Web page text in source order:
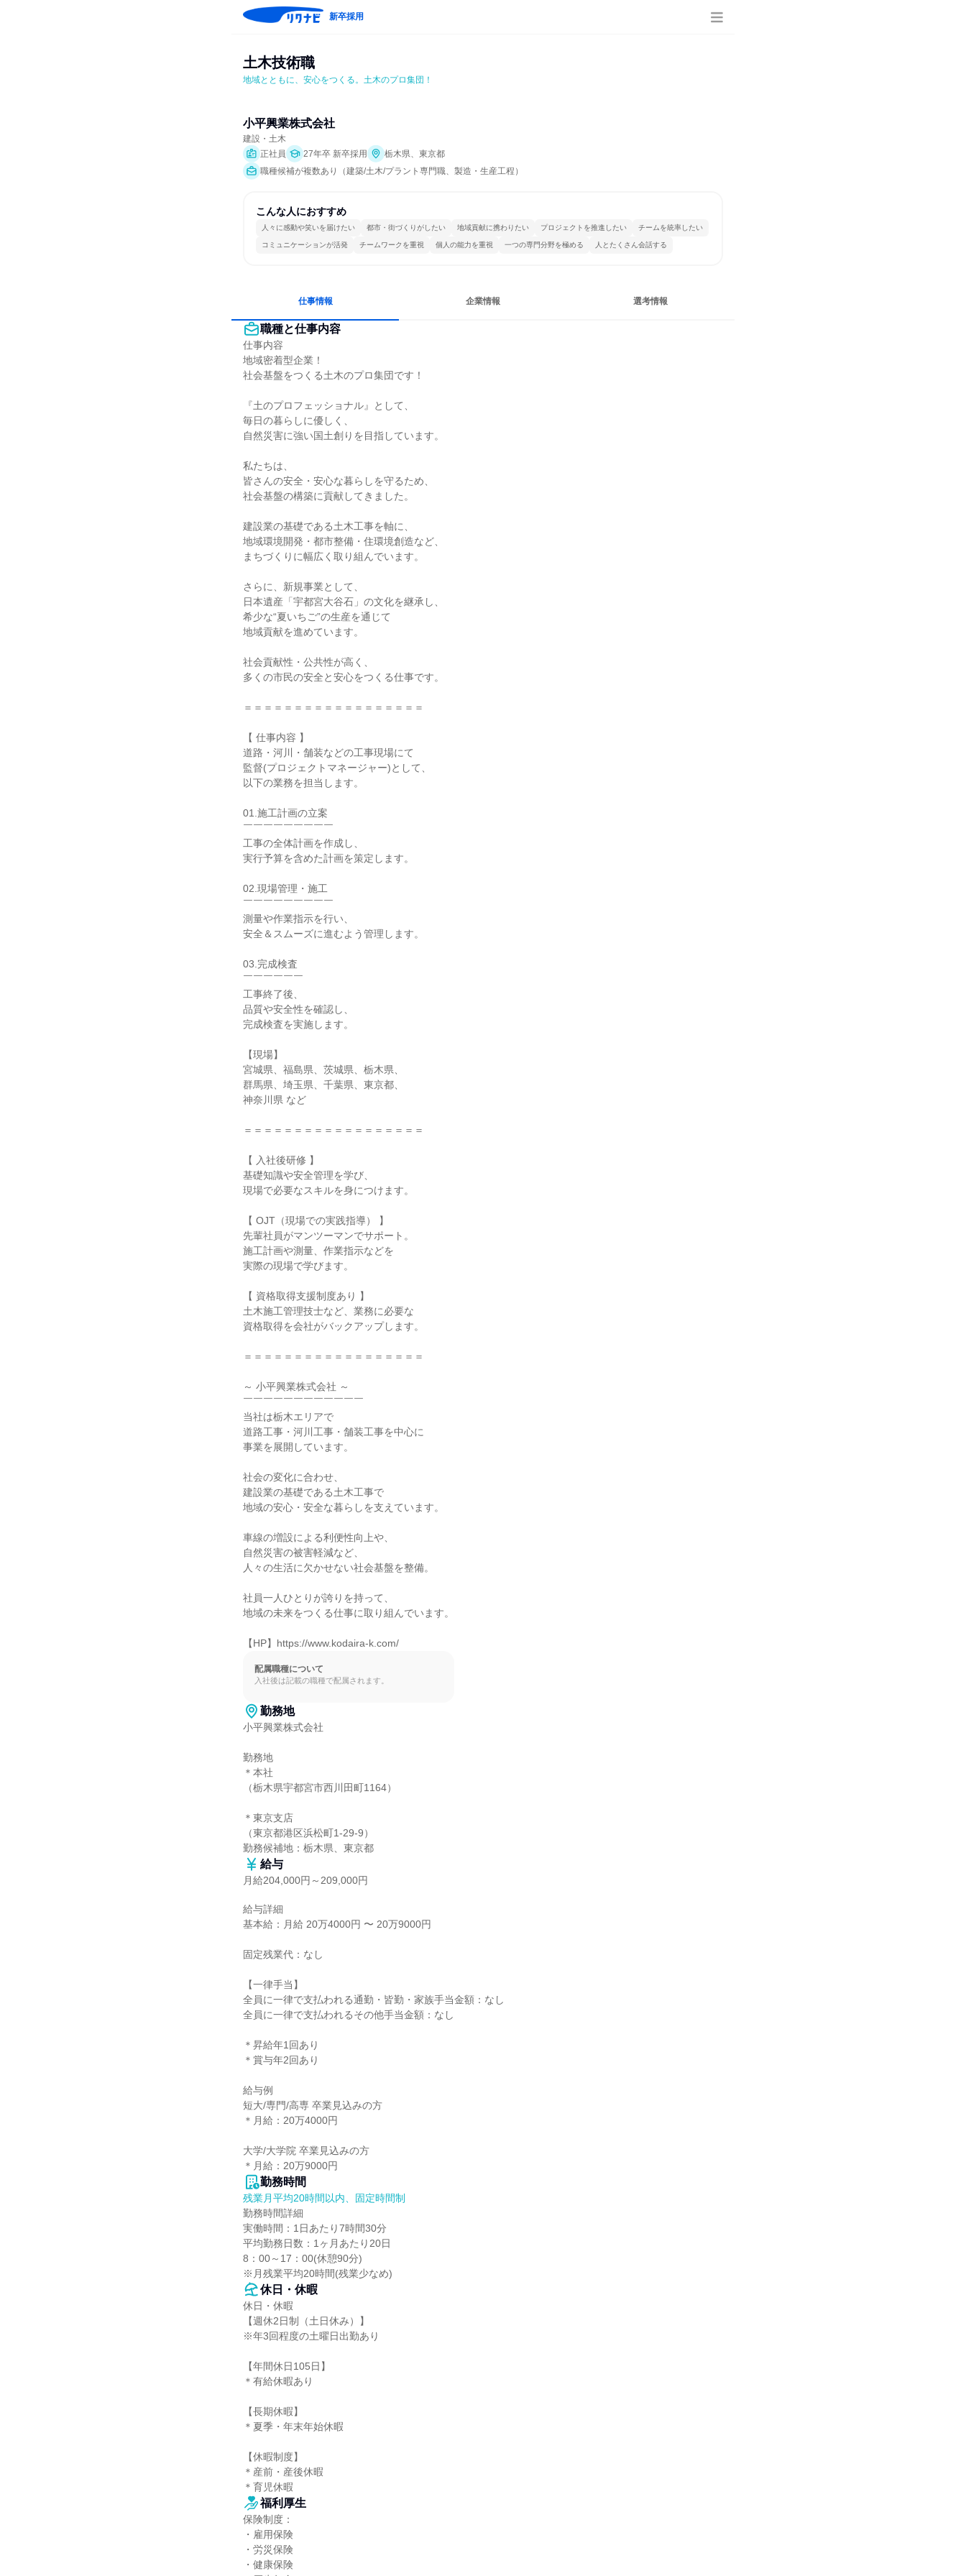
新卒採用
土木技術職
地域とともに、安心をつくる。土木のプロ集団！
小平興業株式会社
建設・土木
正社員
27年卒 新卒採用
栃木県、東京都
職種候補が複数あり（建築/土木/プラント専門職、製造・生産工程）
こんな人におすすめ
人々に感動や笑いを届けたい 都市・街づくりがしたい 地域貢献に携わりたい プロジェクトを推進したい チームを統率したい
コミュニケーションが活発 チームワークを重視 個人の能力を重視 一つの専門分野を極める 人とたくさん会話する
仕事情報 企業情報 選考情報
職種と仕事内容
仕事内容
地域密着型企業！
社会基盤をつくる土木のプロ集団です！
『土のプロフェッショナル』として、
毎日の暮らしに優しく、
自然災害に強い国土創りを目指しています。
私たちは、
皆さんの安全・安心な暮らしを守るため、
社会基盤の構築に貢献してきました。
建設業の基礎である土木工事を軸に、
地域環境開発・都市整備・住環境創造など、
まちづくりに幅広く取り組んでいます。
さらに、新規事業として、
日本遺産「宇都宮大谷石」の文化を継承し、
希少な“夏いちご”の生産を通じて
地域貢献を進めています。
社会貢献性・公共性が高く、
多くの市民の安全と安心をつくる仕事です。
＝＝＝＝＝＝＝＝＝＝＝＝＝＝＝＝＝＝
【 仕事内容 】
道路・河川・舗装などの工事現場にて
監督(プロジェクトマネージャー)として、
以下の業務を担当します。
01.施工計画の立案
￣￣￣￣￣￣￣￣￣
工事の全体計画を作成し、
実行予算を含めた計画を策定します。
02.現場管理・施工
￣￣￣￣￣￣￣￣￣
測量や作業指示を行い、
安全＆スムーズに進むよう管理します。
03.完成検査
￣￣￣￣￣￣
工事終了後、
品質や安全性を確認し、
完成検査を実施します。
【現場】
宮城県、福島県、茨城県、栃木県、
群馬県、埼玉県、千葉県、東京都、
神奈川県 など
＝＝＝＝＝＝＝＝＝＝＝＝＝＝＝＝＝＝
【 入社後研修 】
基礎知識や安全管理を学び、
現場で必要なスキルを身につけます。
【 OJT（現場での実践指導） 】
先輩社員がマンツーマンでサポート。
施工計画や測量、作業指示などを
実際の現場で学びます。
【 資格取得支援制度あり 】
土木施工管理技士など、業務に必要な
資格取得を会社がバックアップします。
＝＝＝＝＝＝＝＝＝＝＝＝＝＝＝＝＝＝
～ 小平興業株式会社 ～
￣￣￣￣￣￣￣￣￣￣￣￣
当社は栃木エリアで
道路工事・河川工事・舗装工事を中心に
事業を展開しています。
社会の変化に合わせ、
建設業の基礎である土木工事で
地域の安心・安全な暮らしを支えています。
車線の増設による利便性向上や、
自然災害の被害軽減など、
人々の生活に欠かせない社会基盤を整備。
社員一人ひとりが誇りを持って、
地域の未来をつくる仕事に取り組んでいます。
【HP】https://www.kodaira-k.com/
配属職種について
入社後は記載の職種で配属されます。
勤務地
小平興業株式会社
勤務地
＊本社
（栃木県宇都宮市西川田町1164）
＊東京支店
（東京都港区浜松町1-29-9）
勤務候補地：栃木県、東京都
給与
月給204,000円～209,000円
給与詳細
基本給：月給 20万4000円 〜 20万9000円
固定残業代：なし
【一律手当】
全員に一律で支払われる通勤・皆勤・家族手当金額：なし
全員に一律で支払われるその他手当金額：なし
＊昇給年1回あり
＊賞与年2回あり
給与例
短大/専門/高専 卒業見込みの方
＊月給：20万4000円
大学/大学院 卒業見込みの方
＊月給：20万9000円
勤務時間
残業月平均20時間以内、固定時間制
勤務時間詳細
実働時間：1日あたり7時間30分
平均勤務日数：1ヶ月あたり20日
8：00～17：00(休憩90分)
※月残業平均20時間(残業少なめ)
休日・休暇
休日・休暇
【週休2日制（土日休み）】
※年3回程度の土曜日出勤あり
【年間休日105日】
＊有給休暇あり
【長期休暇】
＊夏季・年末年始休暇
【休暇制度】
＊産前・産後休暇
＊育児休暇
福利厚生
保険制度：
・雇用保険
・労災保険
・健康保険